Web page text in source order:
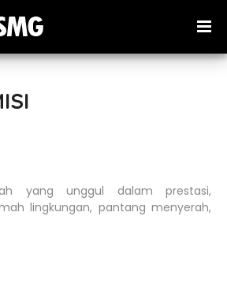
yang unggul dalam prestasi,
lingkungan, pantang menyerah,